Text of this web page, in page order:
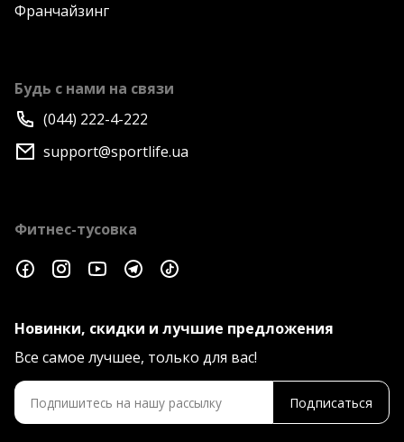
Франчайзинг
Будь с нами на связи
(044) 222-4-222
support@sportlife.ua
Фитнес-тусовка
Новинки, скидки и лучшие предложения
Все самое лучшее, только для вас!
Подписаться